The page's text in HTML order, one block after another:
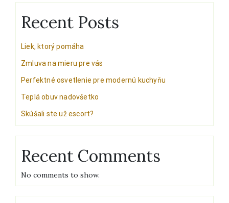
Recent Posts
Liek, ktorý pomáha
Zmluva na mieru pre vás
Perfektné osvetlenie pre modernú kuchyňu
Teplá obuv nadovšetko
Skúšali ste už escort?
Recent Comments
No comments to show.